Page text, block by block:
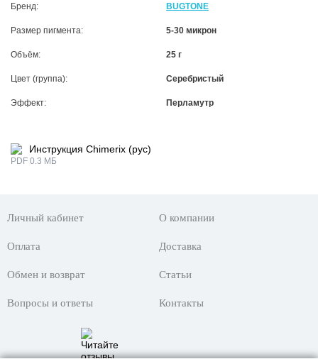
Бренд: BUGTONE
Размер пигмента: 5-30 микрон
Объём: 25 г
Цвет (группа): Серебристый
Эффект: Перламутр
Инструкция Chimerix (рус)
PDF 0.3 МБ
Личный кабинет О компании
Оплата Доставка
Обмен и возврат Статьи
Вопросы и ответы Контакты